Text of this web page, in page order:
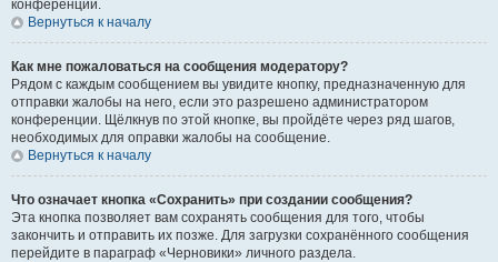
конференции.
Вернуться к началу
Как мне пожаловаться на сообщения модератору?
Рядом с каждым сообщением вы увидите кнопку, предназначенную для
отправки жалобы на него, если это разрешено администратором
конференции. Щёлкнув по этой кнопке, вы пройдёте через ряд шагов,
необходимых для оправки жалобы на сообщение.
Вернуться к началу
Что означает кнопка «Сохранить» при создании сообщения?
Эта кнопка позволяет вам сохранять сообщения для того, чтобы
закончить и отправить их позже. Для загрузки сохранённого сообщения
перейдите в параграф «Черновики» личного раздела.